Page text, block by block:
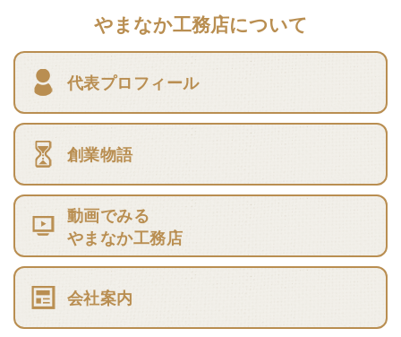
やまなか工務店について
代表プロフィール
創業物語
動画でみる
やまなか工務店
会社案内